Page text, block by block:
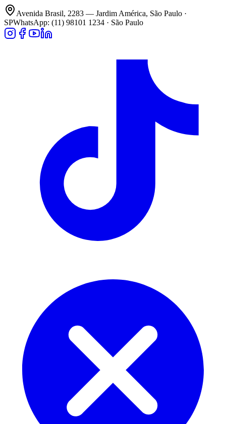
Avenida Brasil, 2283 — Jardim América, São Paulo ·
SPWhatsApp: (11) 98101 1234 · São Paulo